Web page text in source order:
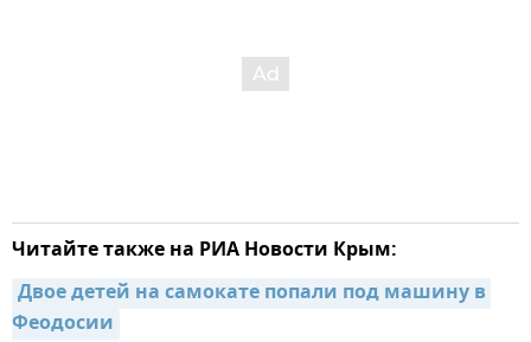
Читайте также на РИА Новости Крым:
Двое детей на самокате попали под машину в
Феодосии